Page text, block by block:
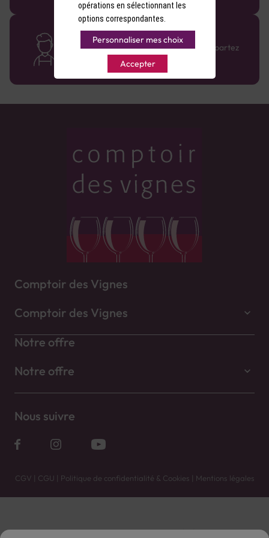
Des cavistes à votre écoute
Bénéficiez de conseils sur-mesure et repartez
avec le sourire :)
Comptoir des Vignes
Comptoir des Vignes
Notre offre
Notre offre
Nous suivre
CGV | CGU | Politique de confidentialité & Cookies | Mentions légales
Vente uniquement en caves. Contactez votre caviste pour plus de renseignements.
opérations en sélectionnant les
options correspondantes.
Personnaliser mes choix
Accepter